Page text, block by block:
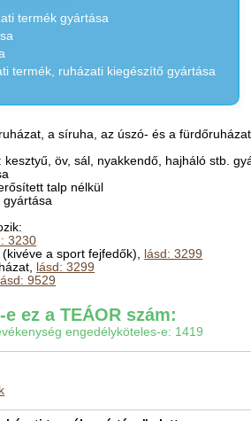
termék gyártása
termék, ruházati kiegészítő gyártása
a síruha, az úszó- és a
öv, sál, nyakkendő, hajháló stb.
talp nélkül
3230
a sport fejfedők), lásd: 3299
lásd: 3299
9529
e ez a TEÁOR szám:
engedélyköteles-e: 1419